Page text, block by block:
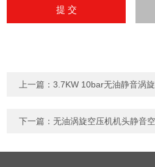
上一篇：3.7KW 10bar无油静音涡
下一篇：无油涡旋空压机机头静音